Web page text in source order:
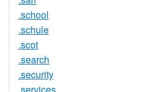
.school
.schule
.scot
.search
.security